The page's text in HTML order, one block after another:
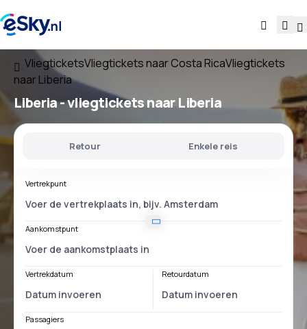
VliegticketsVliegtickets naar Costa RicaVliegtickets
naar Liberia
Liberia - vliegtickets naar Liberia
Retour Enkele reis
Vertrekpunt
Aankomstpunt
Vertrekdatum Retourdatum
Passagiers